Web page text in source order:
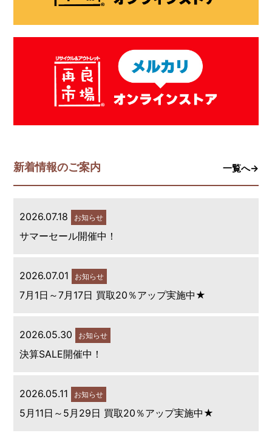
新着情報のご案内 一覧へ→
2026.07.18 お知らせ
サマーセール開催中！
2026.07.01 お知らせ
7月1日～7月17日 買取20％アップ実施中★
2026.05.30 お知らせ
決算SALE開催中！
2026.05.11 お知らせ
5月11日～5月29日 買取20％アップ実施中★